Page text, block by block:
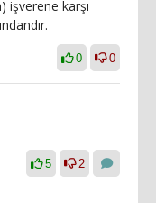
işverene karşı
0 0
5 2